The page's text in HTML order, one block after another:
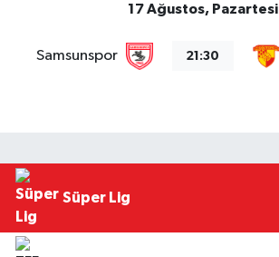
17 Ağustos, Pazartesi
Samsunspor 21:30
Süper Lig